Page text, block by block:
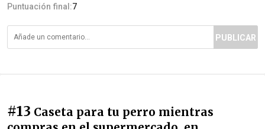
Puntuación final:7
PUBLICAR
#13 Caseta para tu perro mientras